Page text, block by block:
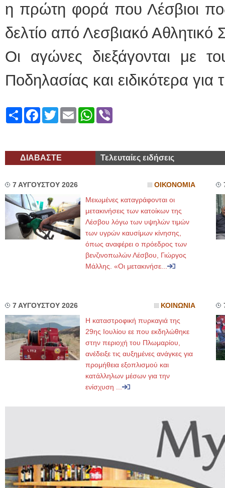
η πρώτη φορά που Λέσβιοι
δελτίο από Λεσβιακό Αθλητικό
Οι αγώνες διεξάγονται με
Ποδηλασίας και ειδικότερα
ShareFacebook
TwitterEmailWhatsApp
ΔΙΑΒΑΣΤΕ Τελευταίες ειδήσεις
7 ΑΥΓΟΥΣΤΟΥ 2026 ΟΙΚΟΝΟΜΙΑ
Μειωμένες καταγράφονται οι
μετακινήσεις των κατοίκων της
Λέσβου λόγω των υψηλών τιμών
των υγρών καυσίμων κίνησης,
όπως αναφέρει ο πρόεδρος των
βενζινοπωλών Λέσβου, Γιώργος
Μάλλης. «Οι μετακινήσε...
7 ΑΥΓΟΥΣΤΟΥ 2026 ΚΟΙΝΩΝΙΑ
Η καταστροφική πυρκαγιά της
29ης Ιουλίου εε που εκδηλώθηκε
στην περιοχή του Πλωμαρίου,
ανέδειξε τις αυξημένες ανάγκες για
προμήθεια εξοπλισμού και
κατάλληλων μέσων για την
ενίσχυση ...